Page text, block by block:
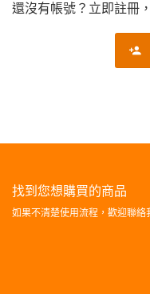
還沒有帳號？立即註冊
找到您想購買的商品
如果不清楚使用流程，歡迎聯絡